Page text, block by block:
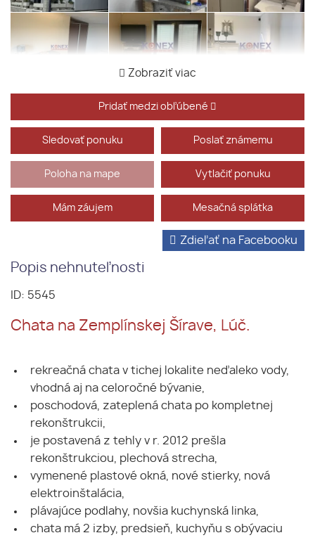
Zobraziť viac
Pridať medzi obľúbené
Sledovať ponuku Poslať známemu
Poloha na mape Vytlačiť ponuku
Mám záujem Mesačná splátka
Popis nehnuteľnosti
Zdieľať na Facebooku
ID: 5545
Chata na Zemplínskej Šírave, Lúč.
rekreačná chata v tichej lokalite neďaleko vody,
vhodná aj na celoročné bývanie,
poschodová, zateplená chata po kompletnej
rekonštrukcii,
je postavená z tehly v r. 2012 prešla
rekonštrukciou, plechová strecha,
vymenené plastové okná, nové stierky, nová
elektroinštalácia,
plávajúce podlahy, novšia kuchynská linka,
chata má 2 izby, predsieň, kuchyňu s obývaciu